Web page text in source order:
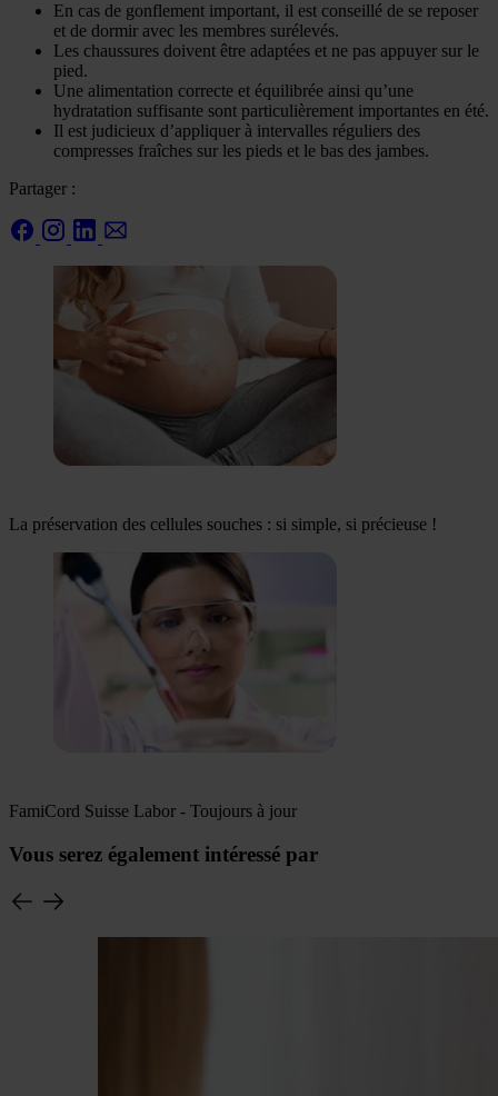
En cas de gonflement important, il est conseillé de se reposer
et de dormir avec les membres surélevés.
Les chaussures doivent être adaptées et ne pas appuyer sur le
pied.
Une alimentation correcte et équilibrée ainsi qu’une
hydratation suffisante sont particulièrement importantes en été.
Il est judicieux d’appliquer à intervalles réguliers des
compresses fraîches sur les pieds et le bas des jambes.
Partager :
La préservation des cellules souches : si simple, si précieuse !
FamiCord Suisse Labor - Toujours à jour
Vous serez également intéressé par